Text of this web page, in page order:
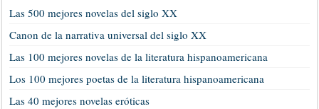
Las 500 mejores novelas del siglo XX
Canon de la narrativa universal del siglo XX
Las 100 mejores novelas de la literatura hispanoamericana
Los 100 mejores poetas de la literatura hispanoamericana
Las 40 mejores novelas eróticas